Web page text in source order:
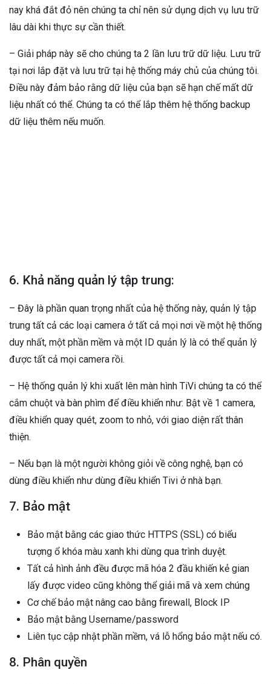
nay khá đắt đỏ nên chúng ta chỉ nên sử dụng dịch vụ lưu trữ
lâu dài khi thực sự cần thiết.
– Giải pháp này sẽ cho chúng ta 2 lần lưu trữ dữ liệu. Lưu trữ
tại nơi lắp đặt và lưu trữ tại hệ thống máy chủ của chúng tôi.
Điều này đảm bảo rằng dữ liệu của bạn sẽ hạn chế mất dữ
liệu nhất có thể. Chúng ta có thể lắp thêm hệ thống backup
dữ liệu thêm nếu muốn.
6. Khả năng quản lý tập trung:
– Đây là phần quan trọng nhất của hệ thống này, quản lý tập
trung tất cả các loại camera ở tất cả mọi nơi về một hệ thống
duy nhất, một phần mềm và một ID quản lý là có thể quản lý
được tất cả mọi camera rồi.
– Hệ thống quản lý khi xuất lên màn hình TiVi chúng ta có thể
cắm chuột và bàn phìm để điều khiển như: Bật về 1 camera,
điều khiển quay quét, zoom to nhỏ, với giao diện rất thân
thiện.
– Nếu bạn là một người không giỏi về công nghệ, bạn có
dùng điều khiển như dùng điều khiển Tivi ở nhà bạn.
7. Bảo mật
Bảo mật bằng các giao thức HTTPS (SSL) có biểu
tượng ổ khóa màu xanh khi dùng qua trình duyệt.
Tất cả hình ảnh đều được mã hóa 2 đầu khiến kẻ gian
lấy được video cũng không thể giải mã và xem chúng
Cơ chế bảo mật nâng cao bằng firewall, Block IP
Bảo mật bằng Username/password
Liên tục cập nhật phần mềm, vá lỗ hổng bảo mật nếu có.
8. Phân quyền